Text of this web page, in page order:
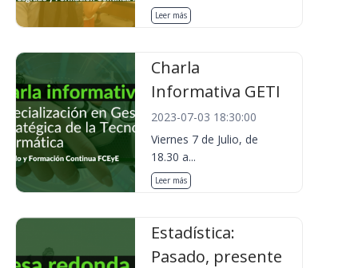
Leer más
Charla
Informativa GETI
2023-07-03 18:30:00
Viernes 7 de Julio, de
18.30 a...
Leer más
Estadística:
Pasado, presente